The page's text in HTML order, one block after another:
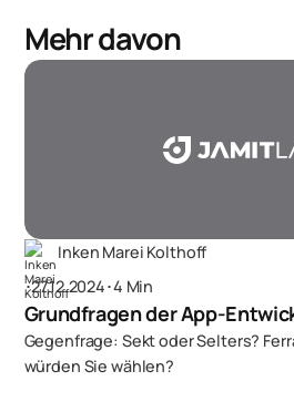
Mehr davon
Inken Marei Kolthoff
･27.12.2024･4 Min
Grundfragen der App-
Gegenfrage: Sekt oder Selters?
würden Sie wählen?